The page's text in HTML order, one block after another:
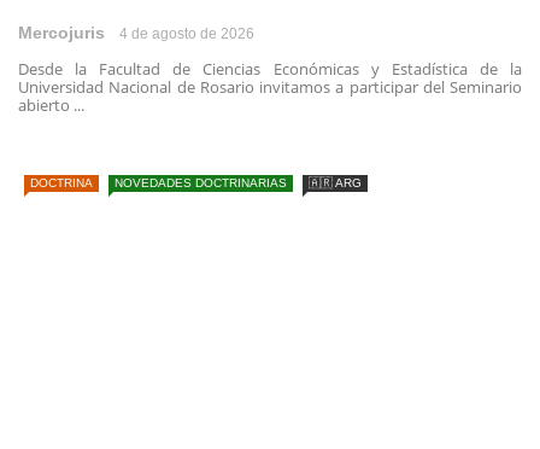
Mercojuris 4 de agosto de 2026
Desde la Facultad de Ciencias Económicas y Estadística de la
Universidad Nacional de Rosario invitamos a participar del Seminario
abierto ...
DOCTRINA NOVEDADES DOCTRINARIAS 🇦🇷 ARG